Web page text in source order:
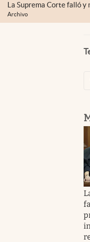
La Suprema Corte falló y
Archivo